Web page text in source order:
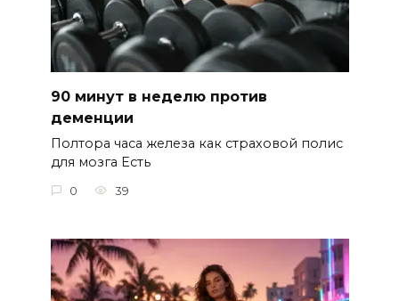
90 минут в неделю против
деменции
Полтора часа железа как страховой полис
для мозга Есть
0 39